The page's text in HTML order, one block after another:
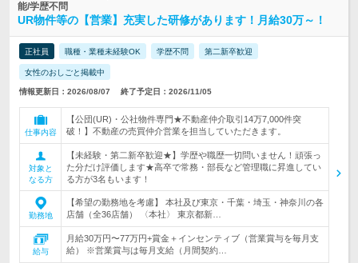
能/学歴不問
UR物件等の【営業】充実した研修があります！月給30万～！
正社員 職種・業種未経験OK 学歴不問 第二新卒歓迎
女性のおしごと掲載中
情報更新日：2026/08/07 終了予定日：2026/11/05
仕事内容
【公団(UR)・公社物件専門★不動産仲介取引14万7,000件突
破！】不動産の売買仲介営業を担当していただきます。
対象と
なる方
【未経験・第二新卒歓迎★】学歴や職歴一切問いません！頑張っ
た分だけ評価します★高卒で常務・部長など管理職に昇進してい
る方が3名もいます！
勤務地
【希望の勤務地を考慮】 本社及び東京・千葉・埼玉・神奈川の各
店舗（全36店舗） 〈本社〉 東京都新…
給与
月給30万円〜77万円+賞金＋インセンティブ（営業賞与を毎月支
給） ※営業賞与は毎月支給（月間契約…